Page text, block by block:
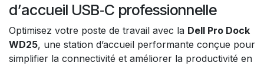
d’accueil USB‑C professionnelle
Optimisez votre poste de travail avec la Dell Pro Dock
WD25, une station d’accueil performante conçue pour
simplifier la connectivité et améliorer la productivité en